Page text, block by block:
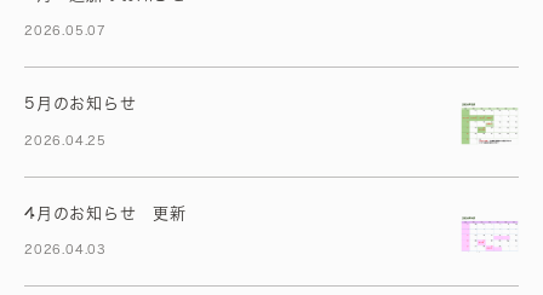
2026.05.07
5月のお知らせ
2026.04.25
4月のお知らせ 更新
2026.04.03